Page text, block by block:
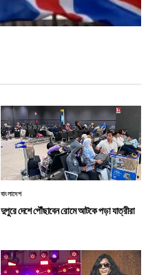
বাংলাদেশ
দুপুরে দেশে পৌঁছাবেন রোমে আটকে পড়া যাত্রীরা